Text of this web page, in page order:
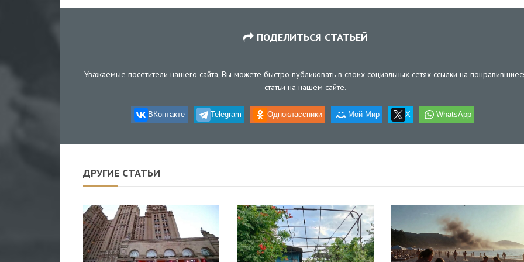
ПОДЕЛИТЬСЯ СТАТЬЕЙ
Уважаемые посетители нашего сайта, Вы можете быстро публиковать в своих социальных сетях ссылки на
статьи на нашем сайте.
ВКонтакте Telegram Одноклассники Мой Мир X WhatsApp
ДРУГИЕ СТАТЬИ